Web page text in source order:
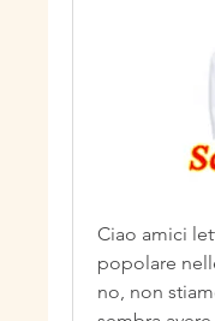
Ciao amici
popolare
no, non